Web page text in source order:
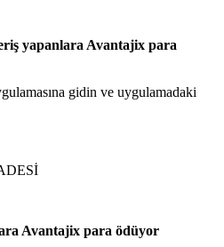
yapanlara Avantajix para
gidin ve uygulamadaki
Avantajix para ödüyor